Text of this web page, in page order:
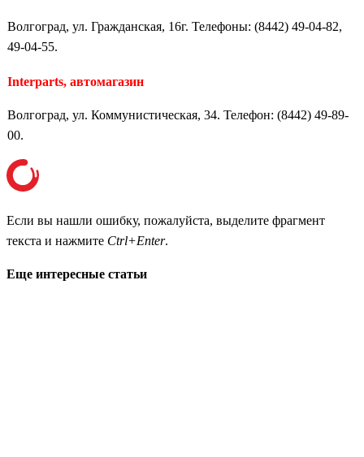
Волгоград, ул. Гражданская, 16г. Телефоны: (8442) 49-04-82,
49-04-55.
Interparts, автомагазин
Волгоград, ул. Коммунистическая, 34. Телефон: (8442) 49-89-
00.
Если вы нашли ошибку, пожалуйста, выделите фрагмент
текста и нажмите Ctrl+Enter.
Еще интересные статьи